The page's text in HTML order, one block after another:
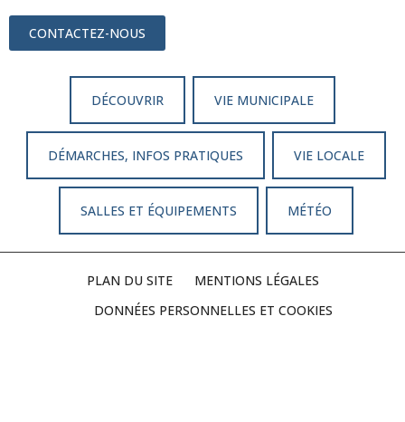
CONTACTEZ-NOUS
DÉCOUVRIR VIE MUNICIPALE
DÉMARCHES, INFOS PRATIQUES VIE LOCALE
SALLES ET ÉQUIPEMENTS MÉTÉO
PLAN DU SITE
MENTIONS LÉGALES
DONNÉES PERSONNELLES ET COOKIES